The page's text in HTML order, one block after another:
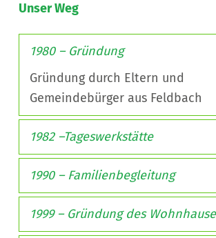
Unser Weg
1980 – Gründung
Gründung durch Eltern und
Gemeindebürger aus Feldbach
1982 –Tageswerkstätte
1990 – Familienbegleitung
1999 – Gründung des